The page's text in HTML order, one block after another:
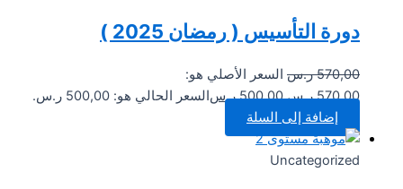
دورة التأسيس ( رمضان 2025 )
570,00 ر.س السعر الأصلي هو:
570,00 ر.س.
500,00 ر.سالسعر الحالي هو: 500,00 ر.س.
إضافة إلى السلة
Uncategorized